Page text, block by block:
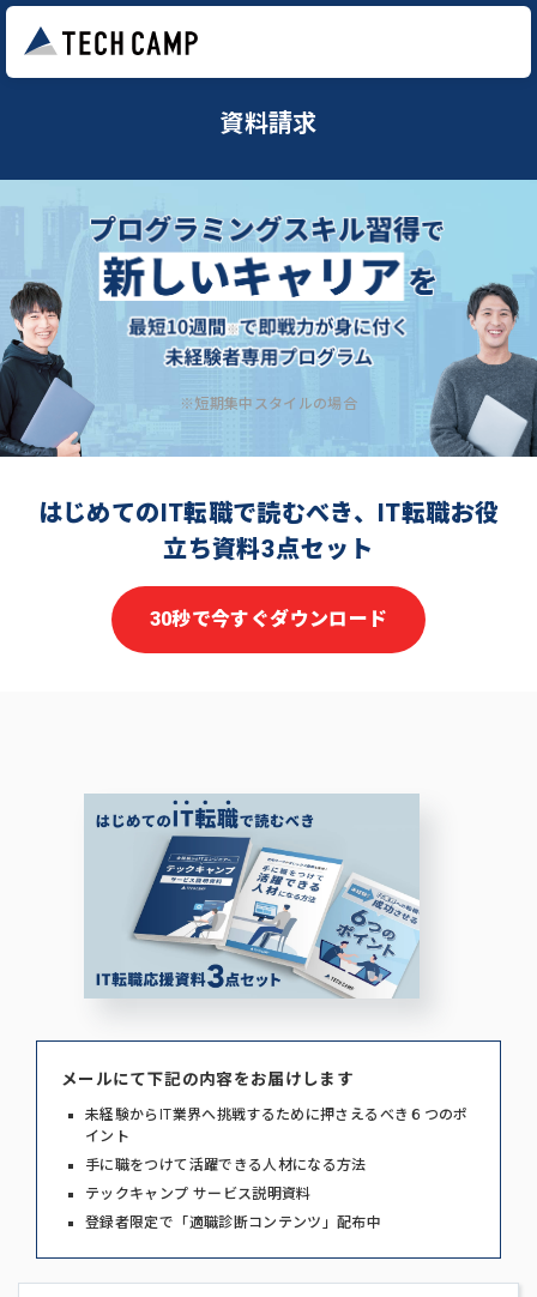
資料請求
※短期集中スタイルの場合
はじめてのIT転職で読むべき、IT転職お役
立ち資料3点セット
30秒で今すぐダウンロード
メールにて下記の内容をお届けします
未経験からIT業界へ挑戦するために押さえるべき６つのポ
イント
手に職をつけて活躍できる人材になる方法
テックキャンプ サービス説明資料
登録者限定で「適職診断コンテンツ」配布中